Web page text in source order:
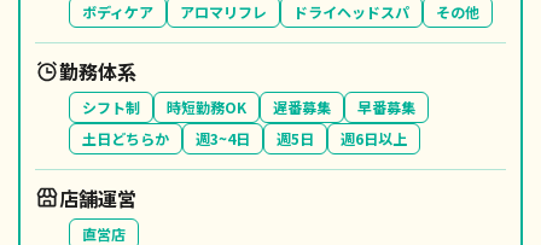
ボディケア アロマリフレ ドライヘッドスパ その他
勤務体系
シフト制 時短勤務OK 遅番募集
早番募集
土日どちらか
週3~4日 週5日 週6日以上
店舗運営
直営店